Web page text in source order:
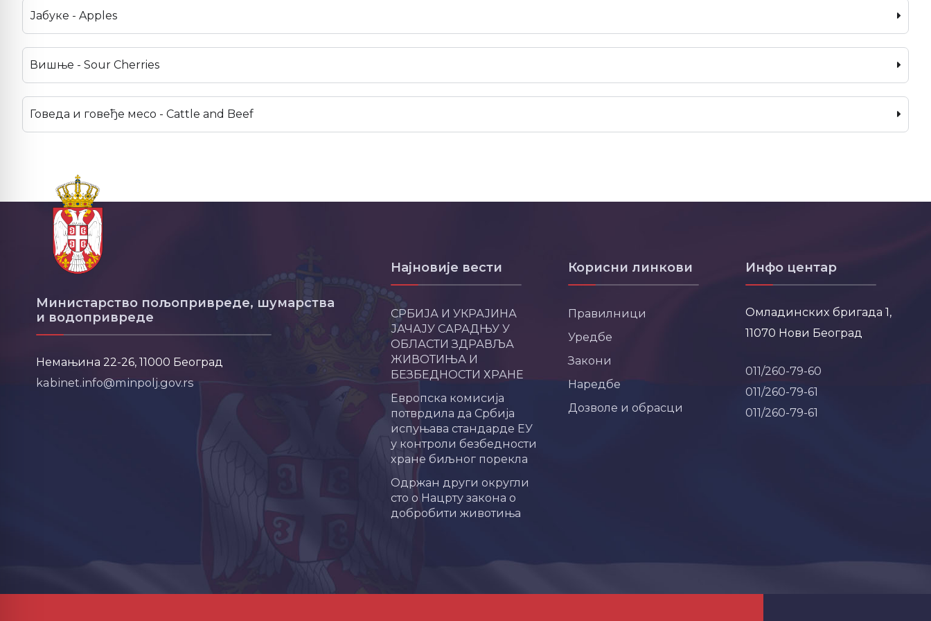
Јабуке - Apples
Вишње - Sour Cherries
Говеда и говеђе месо - Cattle and Beef
Министарство пољопривреде, шумарства
и водопривреде
Немањина 22-26, 11000 Београд
kabinet.info@minpolj.gov.rs
Најновије вести
СРБИЈА И УКРАЈИНА
ЈАЧАЈУ САРАДЊУ У
ОБЛАСТИ ЗДРАВЉА
ЖИВОТИЊА И
БЕЗБЕДНОСТИ ХРАНЕ
Европска комисија
потврдила да Србија
испуњава стандарде ЕУ
у контроли безбедности
хране биљног порекла
Одржан други округли
сто о Нацрту закона о
добробити животиња
Корисни линкови
Правилници
Уредбе
Закони
Наредбе
Дозволе и обрасци
Инфо центар
Омладинских бригада 1,
11070 Нови Београд
011/260-79-60
011/260-79-61
011/260-79-61